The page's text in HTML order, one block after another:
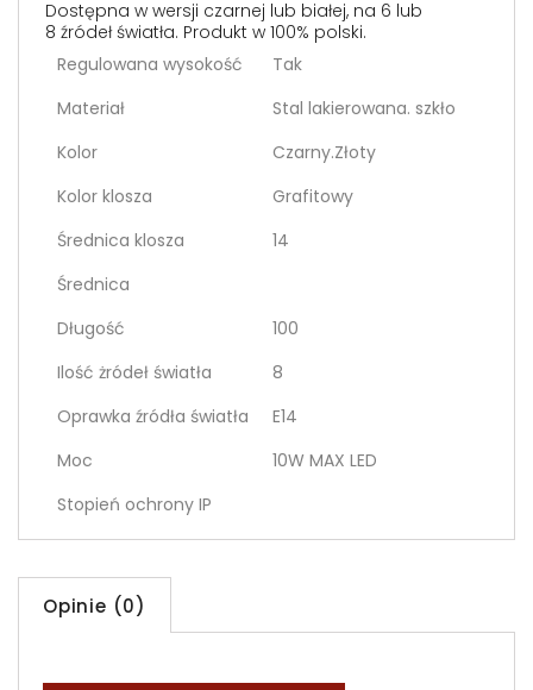
Dostępna w wersji czarnej lub białej, na 6 lub
8 źródeł światła. Produkt w 100% polski.
Regulowana wysokość
Tak
Materiał
Stal lakierowana. szkło
Kolor
Czarny.Złoty
Kolor klosza
Grafitowy
Średnica klosza
14
Średnica
Długość
100
Ilość żródeł światła
8
Oprawka źródła światła
E14
Moc
10W MAX LED
Stopień ochrony IP
Opinie (0)